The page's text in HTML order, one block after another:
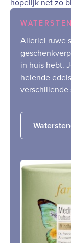
Allerlei ruwe
in huis hebt.
helende
verschillende